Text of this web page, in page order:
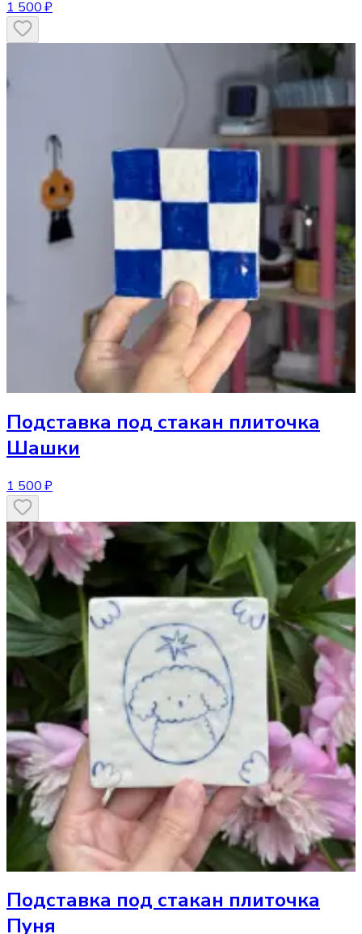
1 500 ₽
Подставка под стакан плиточка
Шашки
1 500 ₽
Подставка под стакан плиточка
Пуня